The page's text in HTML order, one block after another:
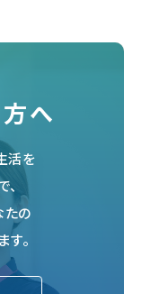
へ
活を
の
。